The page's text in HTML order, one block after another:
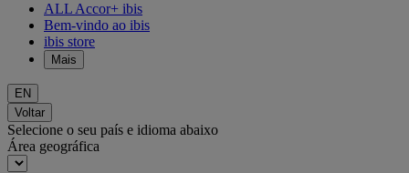
ALL Accor+ ibis
Bem-vindo ao ibis
ibis store
Mais
EN
Voltar
Selecione o seu país e idioma abaixo
Área geográfica